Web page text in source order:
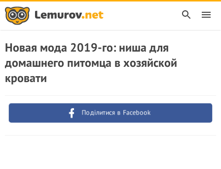
Новая мода 2019-го: ниша для
домашнего питомца в хозяйской
кровати
Поділитися в Facebook